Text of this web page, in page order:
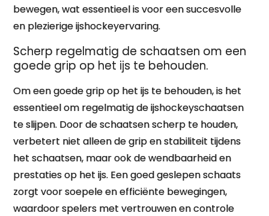
bewegen, wat essentieel is voor een succesvolle
en plezierige ijshockeyervaring.
Scherp regelmatig de schaatsen om een
goede grip op het ijs te behouden.
Om een goede grip op het ijs te behouden, is het
essentieel om regelmatig de ijshockeyschaatsen
te slijpen. Door de schaatsen scherp te houden,
verbetert niet alleen de grip en stabiliteit tijdens
het schaatsen, maar ook de wendbaarheid en
prestaties op het ijs. Een goed geslepen schaats
zorgt voor soepele en efficiënte bewegingen,
waardoor spelers met vertrouwen en controle